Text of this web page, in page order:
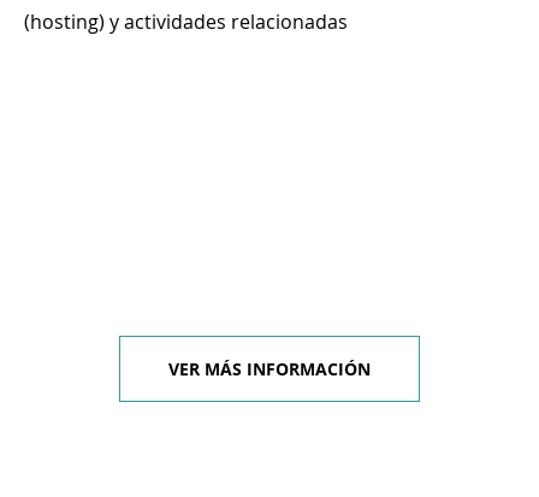
(hosting) y actividades relacionadas
VER MÁS INFORMACIÓN